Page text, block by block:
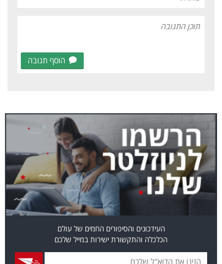
הוסף תגובה
העידכונים והסיפורים החמים של עולם
הכלכלה והתקשורת ישירות במייל שלכם